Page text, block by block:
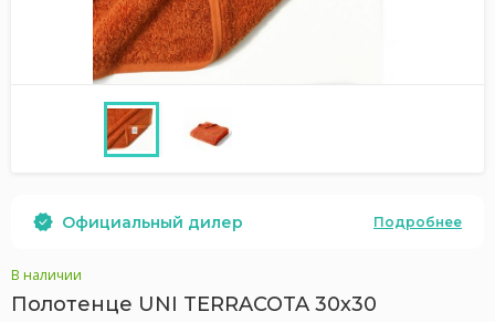
Официальный дилер Подробнее
В наличии
Полотенце UNI TERRACOTA 30х30